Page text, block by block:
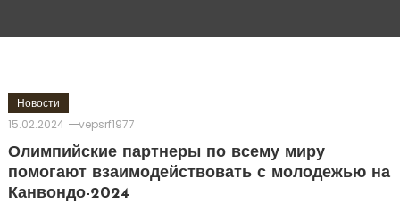
Новости
15.02.2024
vepsrf1977
Олимпийские партнеры по всему миру
помогают взаимодействовать с молодежью на
Канвондо-2024